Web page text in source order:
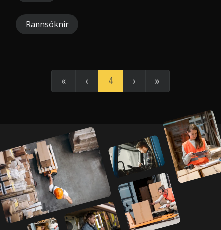
Rannsóknir
« ‹ 4 › »